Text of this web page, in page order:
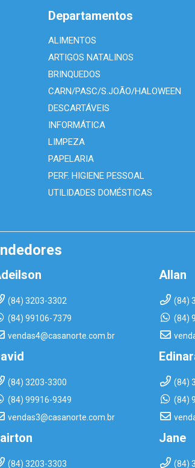
Departamentos
ALIMENTOS
ARTIGOS NATALINOS
BRINQUEDOS
CARN/PASC/S.JOÃO/HALOWEEN
DESCARTÁVEIS
INFORMÁTICA
LIMPEZA
PAPELARIA
PERF. HIGIENE PESSOAL
UTILIDADES DOMÉSTICAS
(84) 3203-3302
(84) 99106-7379
vendas4@casanorte.com.br
Allan
(84)
(84)
(84) 3203-3300
(84) 99916-9349
vendas3@casanorte.com.br
(84)
(84)
(84) 3203-3303
Jane
(84)